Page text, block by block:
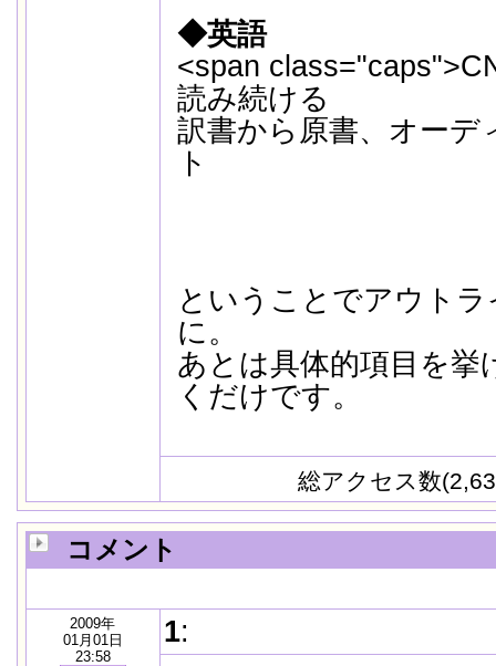
◆英語
<span
読み続ける
訳書から原書、オーデ
ト
ということでアウト
に。
あとは具体的項目を挙
くだけです。
総アクセス数
コメント
2009年
01月01日
23:58
1: